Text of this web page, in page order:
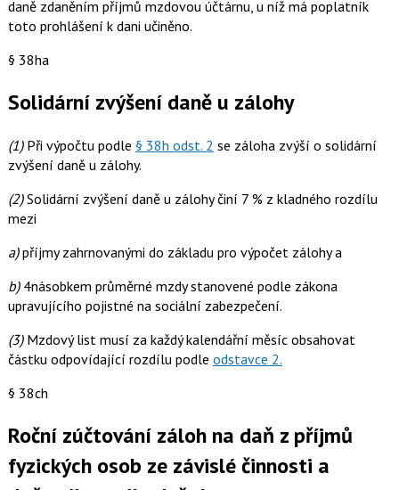
daně zdaněním příjmů mzdovou účtárnu, u níž má poplatník
toto prohlášení k dani učiněno.
§ 38ha
Solidární zvýšení daně u zálohy
(1)Při výpočtu podle § 38h odst. 2 se záloha zvýší o solidární
zvýšení daně u zálohy.
(2)Solidární zvýšení daně u zálohy činí 7 % z kladného rozdílu
mezi
a)příjmy zahrnovanými do základu pro výpočet zálohy a
b)4násobkem průměrné mzdy stanovené podle zákona
upravujícího pojistné na sociální zabezpečení.
(3)Mzdový list musí za každý kalendářní měsíc obsahovat
částku odpovídající rozdílu podle odstavce 2.
§ 38ch
Roční zúčtování záloh na daň z příjmů
fyzických osob ze závislé činnosti a